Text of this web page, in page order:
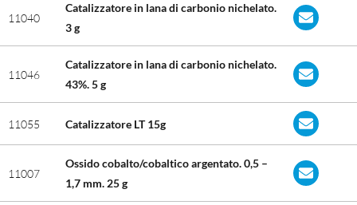
11040
Catalizzatore in lana di carbonio nichelato.
3 g
11046
Catalizzatore in lana di carbonio nichelato.
43%. 5 g
11055 Catalizzatore LT 15g
11007
Ossido cobalto/cobaltico argentato. 0,5 –
1,7 mm. 25 g